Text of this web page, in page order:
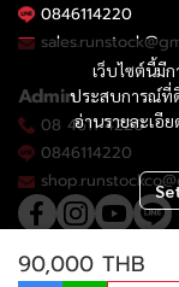
90,000 THB
เว็บไซต์นี้มี
ประสบการณ์ที่ดี
อ่านรายละเอีย
0846114220
Admin
08 4611 4220
0846114220